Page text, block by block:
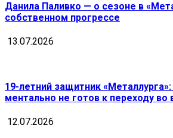
Данила Паливко — о сезоне в
собственном прогрессе
13.07.2026
19-летний защитник
ментально не готов к переходу во
12.07.2026